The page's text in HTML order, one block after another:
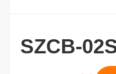
SZCB-